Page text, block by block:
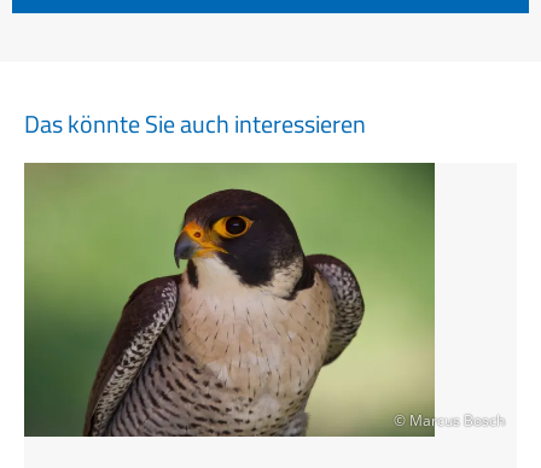
Das könnte Sie auch interessieren
© Marcus Bosch